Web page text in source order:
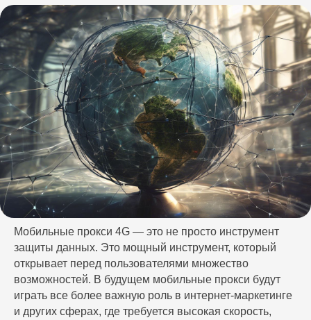
Мобильные прокси 4G — это не просто инструмент
защиты данных. Это мощный инструмент, который
открывает перед пользователями множество
возможностей. В будущем мобильные прокси будут
играть все более важную роль в интернет-маркетинге
и других сферах, где требуется высокая скорость,